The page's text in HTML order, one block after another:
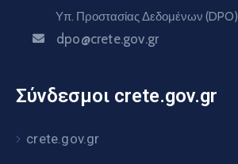
Υπ. Προστασίας Δεδομένων (DPO)
dpo@crete.gov.gr
Σύνδεσμοι crete.gov.gr
crete.gov.gr